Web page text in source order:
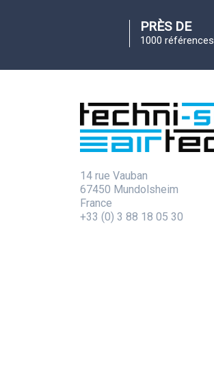
PRÈS DE
1000 références
14 rue Vauban
67450 Mundolsheim
France
+33 (0) 3 88 18 05 30